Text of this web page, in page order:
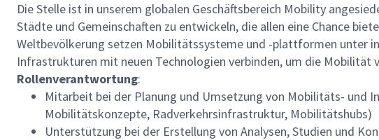
Die Stelle ist in unserem globalen Geschäftsbereich Mobility
Städte und Gemeinschaften zu entwickeln, die allen eine Chance
Weltbevölkerung setzen Mobilitätssysteme und -plattformen unter
Infrastrukturen mit neuen Technologien verbinden, um die Mobilität
Rollenverantwortung:
Mitarbeit bei der Planung und Umsetzung von Mobilitäts-
Mobilitätskonzepte, Radverkehrsinfrastruktur, Mobilitätshubs)
Unterstützung bei der Erstellung von Analysen, Studien und